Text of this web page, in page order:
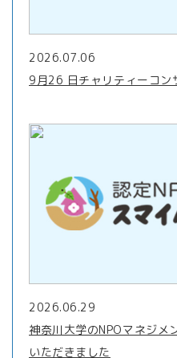
2026.07.06
9月26 日チャリティーコン
2026.06.29
神奈川大学のNPOマネジメ
いただきました